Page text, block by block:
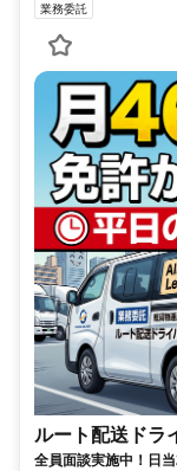
業務委託
ルート配送ドラ
全員面談実施中！日